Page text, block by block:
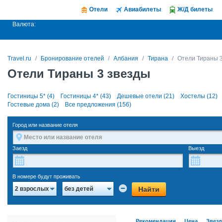
Отели Авиабилеты Ж/Д билеты
Валюта:
Travel.ru Бронирование отелей Албания Тирана Отели Тираны
Отели Тираны 3 звезды
Гостиницы 5* (4) Гостиницы 4* (43) Дешевые отели (21)
Хостелы (12)
Гостевые дома (2)
Все предложения (156)
Город или название отеля
Заезд Выезд
В номере будут проживать
2 взрослых без детей Найти